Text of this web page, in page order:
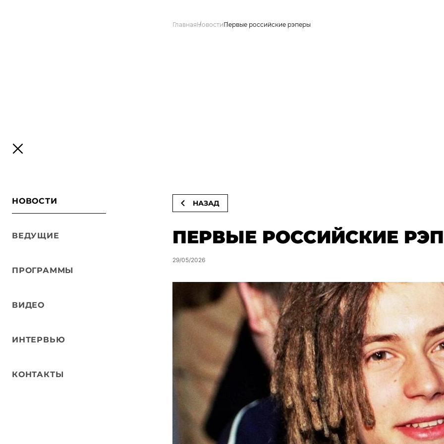
НОВОСТИ
ВЕДУЩИЕ
ПРОГРАММЫ
ВИДЕО
ИНТЕРВЬЮ
КОНТАКТЫ
ГлавнаяНовостиПервые российские рэперы
НАЗАД
ПЕРВЫЕ РОССИЙСКИЕ
29/05/2026